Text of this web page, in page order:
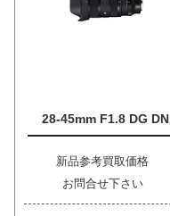
28-45mm F1.8 DG DN
新品参考買取価格
お問合せ下さい